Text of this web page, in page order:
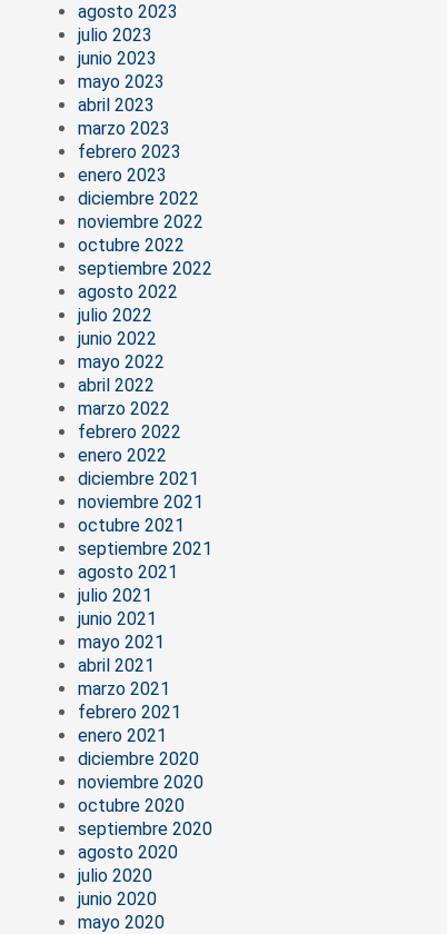
agosto 2023
julio 2023
junio 2023
mayo 2023
abril 2023
marzo 2023
febrero 2023
enero 2023
diciembre 2022
noviembre 2022
octubre 2022
septiembre 2022
agosto 2022
julio 2022
junio 2022
mayo 2022
abril 2022
marzo 2022
febrero 2022
enero 2022
diciembre 2021
noviembre 2021
octubre 2021
septiembre 2021
agosto 2021
julio 2021
junio 2021
mayo 2021
abril 2021
marzo 2021
febrero 2021
enero 2021
diciembre 2020
noviembre 2020
octubre 2020
septiembre 2020
agosto 2020
julio 2020
junio 2020
mayo 2020